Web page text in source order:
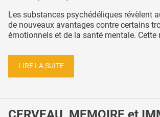
Les substances psychédéliques révèlent
de nouveaux avantages contre certains
émotionnels et de la santé mentale. Cette
LIRE LA SUITE